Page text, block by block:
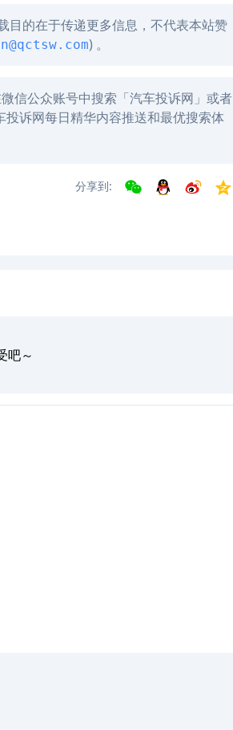
目的在于传递更多信息，不代表本站赞
) 。
信公众账号中搜索「汽车投诉网」或者
诉网每日精华内容推送和最优搜索体
分享到:
吧～